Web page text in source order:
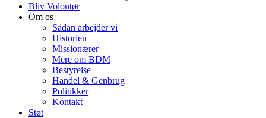
Bliv Volontør
Om os
Sådan arbejder vi
Historien
Missionærer
Mere om BDM
Bestyrelse
Handel & Genbrug
Politikker
Kontakt
Støt